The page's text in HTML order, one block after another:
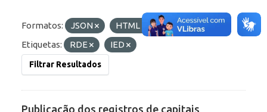
Formatos: JSON HTML
OData
Etiquetas:
RDE IED
Filtrar Resultados
Publicação dos registros de capitais